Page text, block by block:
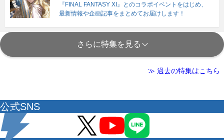
『FINAL FANTASY XI』とのコラボイベントをはじめ、
最新情報や企画記事をまとめてお届けします！
さらに特集を見る
≫ 過去の特集はこちら
公式SNS